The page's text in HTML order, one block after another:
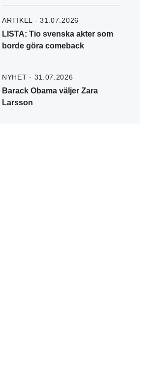
ARTIKEL - 31.07.2026
LISTA: Tio svenska akter som
borde göra comeback
NYHET - 31.07.2026
Barack Obama väljer Zara
Larsson